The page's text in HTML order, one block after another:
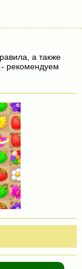
а также
рекомендуем